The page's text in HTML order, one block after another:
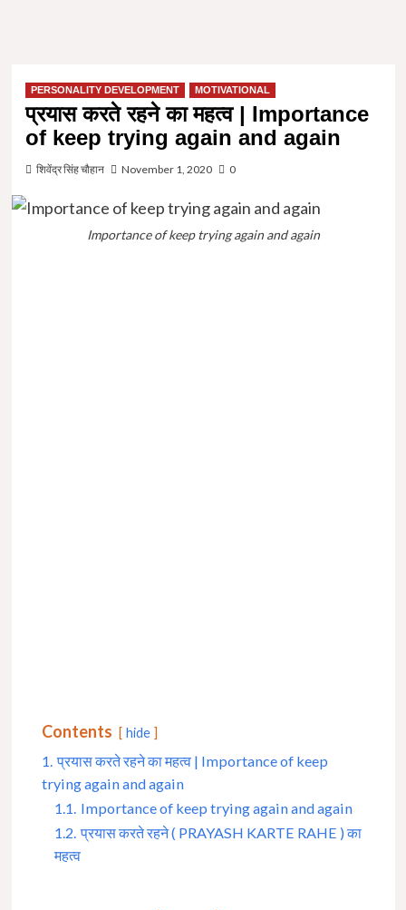
PERSONALITY DEVELOPMENT MOTIVATIONAL
प्रयास करते रहने का महत्व | Importance
of keep trying again and again
शिवेंद्र सिंह चौहान November 1, 2020 0
Importance of keep trying again and again
Contents hide
1. प्रयास करते रहने का महत्व | Importance of keep
trying again and again
1.1. Importance of keep trying again and again
1.2. प्रयास करते रहने ( PRAYASH KARTE RAHE ) का
महत्व